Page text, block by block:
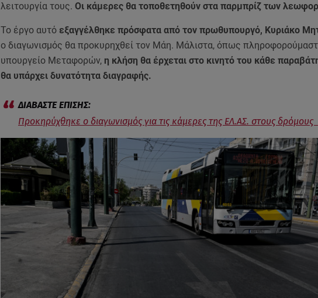
λειτουργία τους. Οι κάμερες θα τοποθετηθούν στα παρμπρίζ των
Το έργο αυτόεξαγγέλθηκε πρόσφατα από τον πρωθυπουργό, Κυριάκο
ο διαγωνισμός θα προκυρηχθεί τον Μάη. Μάλιστα, όπως
υπουργείο Μεταφορών,η κλήση θα έρχεται στο κινητό του κάθε
θα υπάρχει δυνατότητα διαγραφής.
Προκηρύχθηκε ο διαγωνισμός για τις κάμερες της ΕΛ.ΑΣ. στους δρόμους